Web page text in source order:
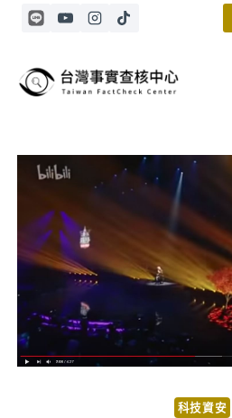
Skip
科技資安